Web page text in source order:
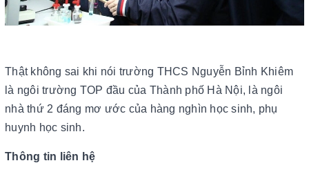
Thật không sai khi nói trường THCS Nguyễn Bỉnh Khiêm
là ngôi trường TOP đầu của Thành phố Hà Nội, là ngôi
nhà thứ 2 đáng mơ ước của hàng nghìn học sinh, phụ
huynh học sinh.
Thông tin liên hệ